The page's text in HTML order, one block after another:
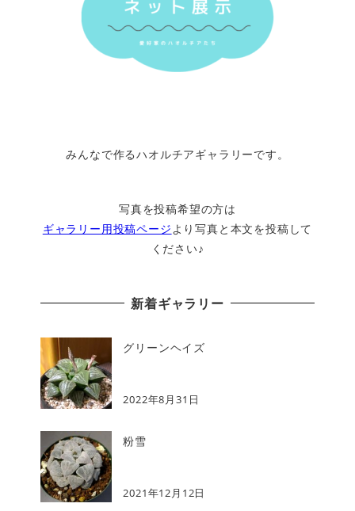
みんなで作るハオルチアギャラリーです。
写真を投稿希望の方は
ギャラリー用投稿ページ より写真と本文を投稿して
ください♪
新着ギャラリー
グリーンヘイズ
2022年8月31日
粉雪
2021年12月12日